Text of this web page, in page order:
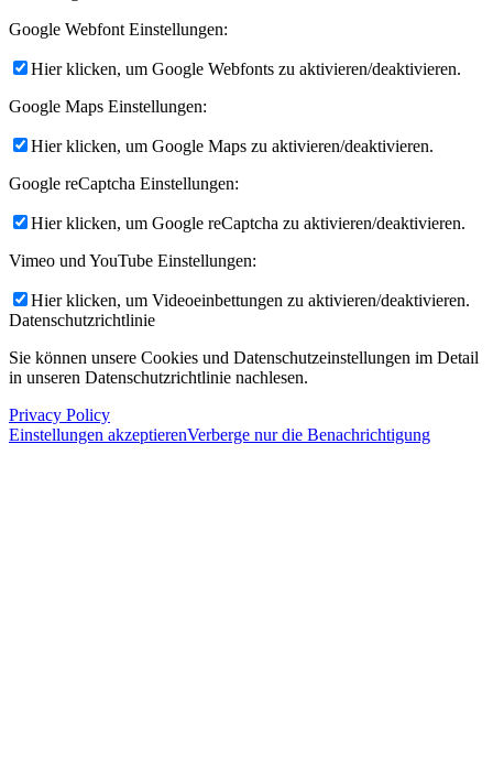
Google Webfont Einstellungen:
Hier klicken, um Google Webfonts zu aktivieren/deaktivieren.
Google Maps Einstellungen:
Hier klicken, um Google Maps zu aktivieren/deaktivieren.
Google reCaptcha Einstellungen:
Hier klicken, um Google reCaptcha zu aktivieren/deaktivieren.
Vimeo und YouTube Einstellungen:
Hier klicken, um Videoeinbettungen zu aktivieren/deaktivieren.
Datenschutzrichtlinie
Sie können unsere Cookies und Datenschutzeinstellungen im Detail
in unseren Datenschutzrichtlinie nachlesen.
Privacy Policy
Einstellungen akzeptierenVerberge nur die Benachrichtigung